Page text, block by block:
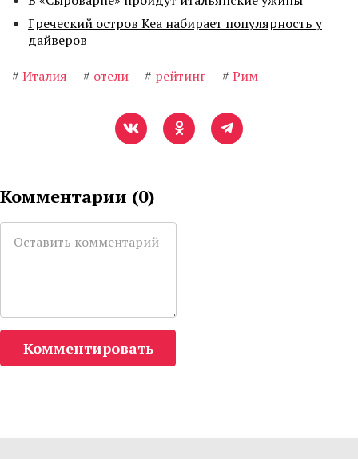
Греческий остров Кеа набирает популярность у
дайверов
# Италия # отели # рейтинг # Рим
Комментарии (0)
Комментировать